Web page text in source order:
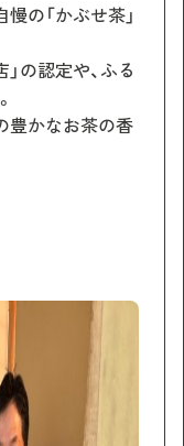
の「かぶせ茶」
の認定や、ふる
豊かなお茶の香